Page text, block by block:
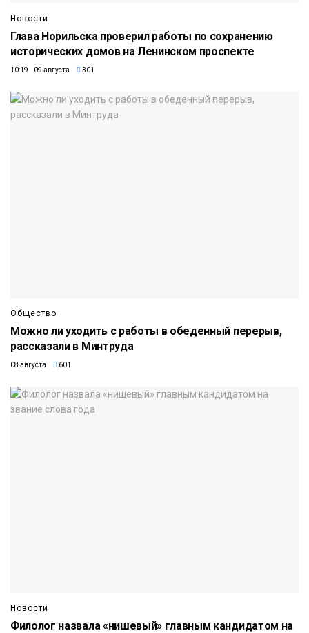
Новости
Глава Норильска проверил работы по сохранению
исторических домов на Ленинском проспекте
10:19 09 августа 301
Общество
Можно ли уходить с работы в обеденный перерыв,
рассказали в Минтруда
08 августа 601
Новости
Филолог назвала «нишевый» главным кандидатом на